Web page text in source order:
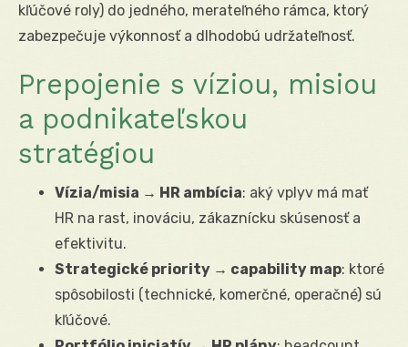
kľúčové roly) do jedného, merateľného rámca, ktorý
zabezpečuje výkonnosť a dlhodobú udržateľnosť.
Prepojenie s víziou, misiou
a podnikateľskou
stratégiou
Vízia/misia → HR ambícia: aký vplyv má mať
HR na rast, inováciu, zákaznícku skúsenosť a
efektivitu.
Strategické priority → capability map: ktoré
spôsobilosti (technické, komerčné, operačné) sú
kľúčové.